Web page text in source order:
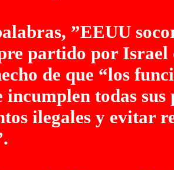
”EEUU
partido por Israel
de que “los
incumplen todas
ilegales y evitar